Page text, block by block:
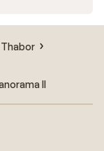
II